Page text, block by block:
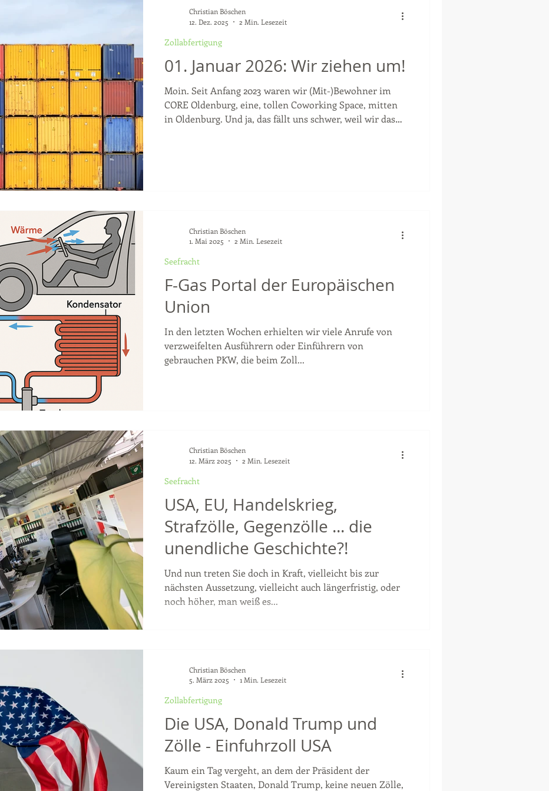
01. Januar 2026: Wir ziehen um!
Moin. Seit Anfang 2023 waren wir (Mit-)Bewohner im
CORE Oldenburg, eine, tollen Coworking Space, mitten
in Oldenburg. Und ja, das fällt uns schwer, weil wir das
Zollabfertigung
Christian Böschen
12. Dez. 2025
2 Min. Lesezeit
F-Gas Portal der Europäischen
Union
In den letzten Wochen erhielten wir viele Anrufe von
verzweifelten Ausführern oder Einführern von
gebrauchen PKW, die beim Zoll...
Seefracht
Christian Böschen
1. Mai 2025
2 Min. Lesezeit
USA, EU, Handelskrieg,
Strafzölle, Gegenzölle ... die
unendliche Geschichte?!
Und nun treten Sie doch in Kraft, vielleicht bis zur
nächsten Aussetzung, vielleicht auch längerfristig, oder
noch höher, man weiß es...
Seefracht
Christian Böschen
12. März 2025
2 Min. Lesezeit
Die USA, Donald Trump und
Zölle - Einfuhrzoll USA
Kaum ein Tag vergeht, an dem der Präsident der
Vereinigsten Staaten, Donald Trump, keine neuen Zölle,
Zollabfertigung
Christian Böschen
5. März 2025
1 Min. Lesezeit